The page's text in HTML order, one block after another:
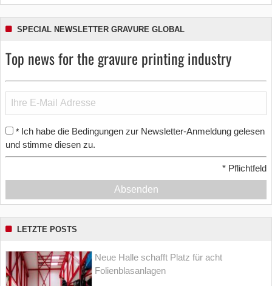
SPECIAL NEWSLETTER GRAVURE GLOBAL
Top news for the gravure printing industry
* Ich habe die Bedingungen zur Newsletter-Anmeldung gelesen
und stimme diesen zu.
* Pflichtfeld
Absenden
LETZTE POSTS
Neue Halle schafft Platz für acht
Folienblasanlagen